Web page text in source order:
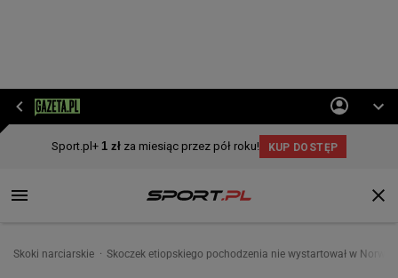
Skoki narciarskie Skoczek etiopskiego pochodzenia nie wystartował w